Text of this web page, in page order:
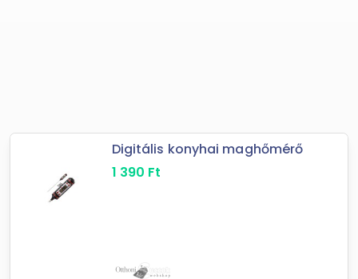
Digitális konyhai maghőmérő
1 390 Ft